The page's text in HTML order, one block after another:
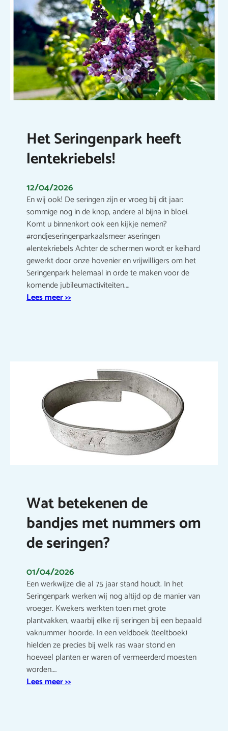
Het Seringenpark heeft
lentekriebels!
12/04/2026
En wij ook! De seringen zijn er vroeg bij dit jaar:
sommige nog in de knop, andere al bijna in bloei.
Komt u binnenkort ook een kijkje nemen?
#rondjeseringenparkaalsmeer #seringen
#lentekriebels Achter de schermen wordt er keihard
gewerkt door onze hovenier en vrijwilligers om het
Seringenpark helemaal in orde te maken voor de
komende jubileumactiviteiten.…
Lees meer >>
Wat betekenen de
bandjes met nummers om
de seringen?
01/04/2026
Een werkwijze die al 75 jaar stand houdt. In het
Seringenpark werken wij nog altijd op de manier van
vroeger. Kwekers werkten toen met grote
plantvakken, waarbij elke rij seringen bij een bepaald
vaknummer hoorde. In een veldboek (teeltboek)
hielden ze precies bij welk ras waar stond en
hoeveel planten er waren of vermeerderd moesten
worden.…
Lees meer >>